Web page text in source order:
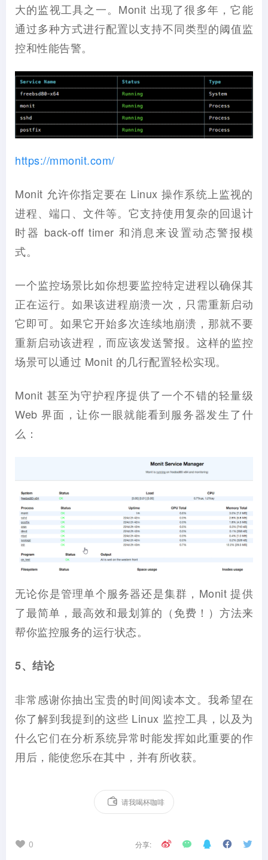
大的监视工具之一。Monit 出现了很多年，它能
通过多种方式进行配置以支持不同类型的阈值监
控和性能告警。
https://mmonit.com/
Monit 允许你指定要在 Linux 操作系统上监视的
进程、端口、文件等。它支持使用复杂的回退计
时器 back-off timer 和消息来设置动态警报模
式。
一个监控场景比如你想要监控特定进程以确保其
正在运行。如果该进程崩溃一次，只需重新启动
它即可。如果它开始多次连续地崩溃，那就不要
重新启动该进程，而应该发送警报。这样的监控
场景可以通过 Monit 的几行配置轻松实现。
Monit 甚至为守护程序提供了一个不错的轻量级
Web 界面，让你一眼就能看到服务器发生了什
么：
无论你是管理单个服务器还是集群，Monit 提供
了最简单，最高效和最划算的（免费！）方法来
帮你监控服务的运行状态。
5、结论
非常感谢你抽出宝贵的时间阅读本文。我希望在
你了解到我提到的这些 Linux 监控工具，以及为
什么它们在分析系统异常时能发挥如此重要的作
用后，能使您乐在其中，并有所收获。
请我喝杯咖啡
0 分享: